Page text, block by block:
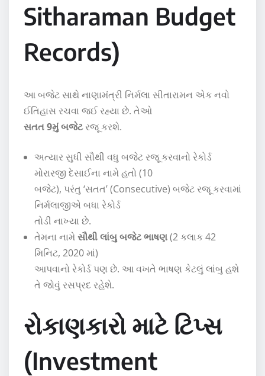
Sitharaman Budget
Records)
આ બજેટ સાથે નાણામંત્રી નિર્મલા સીતારામન એક નવો
ઈતિહાસ રચવા જઈ રહ્યા છે. તેઓ
સતત 9મું બજેટરજૂ કરશે.
અત્યાર સુધી સૌથી વધુ બજેટ રજૂ કરવાનો રેકોર્ડ
મોરારજી દેસાઈના નામે હતો (10
બજેટ), પરંતુ ‘સતત’ (Consecutive) બજેટ રજૂ કરવામાં
નિર્મલાજીએ બધા રેકોર્ડ
તોડી નાખ્યા છે.
તેમના નામેસૌથી લાંબુ બજેટ ભાષણ(2 કલાક 42
મિનિટ, 2020 માં)
આપવાનો રેકોર્ડ પણ છે. આ વખતે ભાષણ કેટલું લાંબુ હશે
તે જોવું રસપ્રદ રહેશે.
રોકાણકારો માટે ટિપ્સ
(Investment